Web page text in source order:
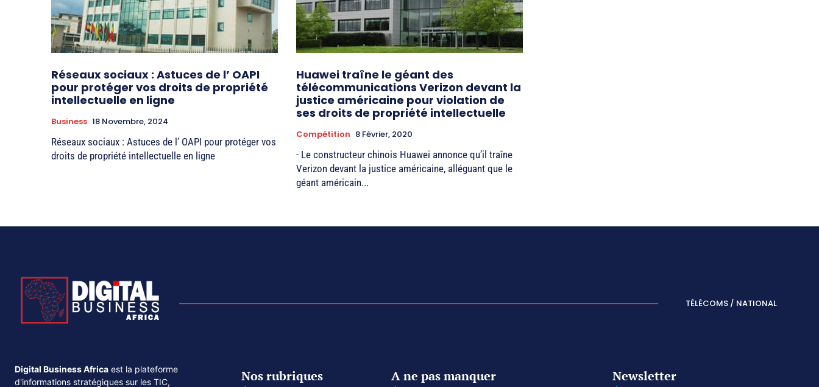
Réseaux sociaux : Astuces de l’ OAPI
pour protéger vos droits de propriété
intellectuelle en ligne
Business 18 Novembre, 2024
Réseaux sociaux : Astuces de l’ OAPI pour protéger vos
droits de propriété intellectuelle en ligne
Huawei traîne le géant des
télécommunications Verizon devant la
justice américaine pour violation de
ses droits de propriété intellectuelle
Compétition 8 Février, 2020
- Le constructeur chinois Huawei annonce qu’il traîne
Verizon devant la justice américaine, alléguant que le
géant américain...
TÉLÉCOMS / NATIONAL
Digital Business Africa est la plateforme
d'informations stratégiques sur les TIC,
Nos rubriques A ne pas manquer Newsletter